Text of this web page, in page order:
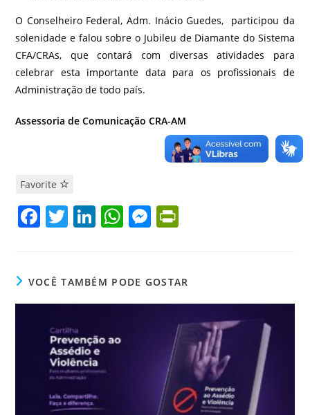
O Conselheiro Federal, Adm. Inácio Guedes, participou da
solenidade e falou sobre o Jubileu de Diamante do Sistema
CFA/CRAs, que contará com diversas atividades para
celebrar esta importante data para os profissionais de
Administração de todo país.
Assessoria de Comunicação CRA-AM
Favorite
F
e
b
o
o
k
T
er
Li
e
dI
W
s
A
M
e
n
er
ri
e
n
dl
y
VOCÊ TAMBÉM PODE GOSTAR